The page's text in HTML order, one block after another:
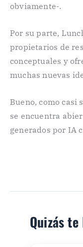
obviamente-.
Por su parte,
propietarios de
conceptuales y
muchas nuevas
Bueno, como casi
se encuentra
generados por IA
Quizás